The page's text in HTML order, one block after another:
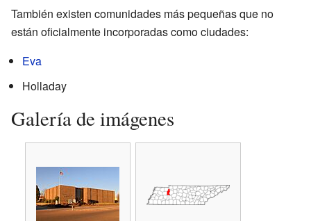
También existen comunidades más pequeñas que no
están oficialmente incorporadas como ciudades:
Eva
Holladay
Galería de imágenes